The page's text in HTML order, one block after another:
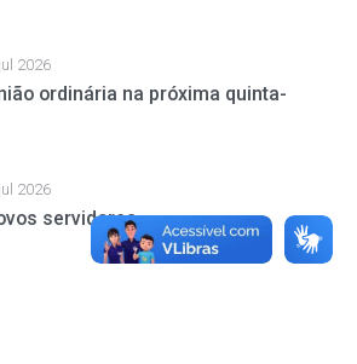
2026
ordinária na próxima quinta-
2026
servidores